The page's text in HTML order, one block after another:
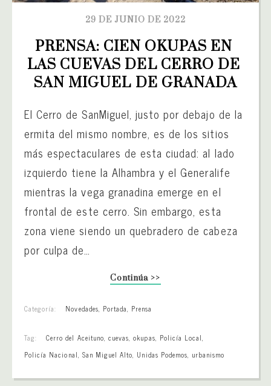
29 DE JUNIO DE 2022
PRENSA: CIEN OKUPAS EN
LAS CUEVAS DEL CERRO DE
SAN MIGUEL DE GRANADA
El Cerro de SanMiguel, justo por debajo de la
ermita del mismo nombre, es de los sitios
más espectaculares de esta ciudad: al lado
izquierdo tiene la Alhambra y el Generalife
mientras la vega granadina emerge en el
frontal de este cerro. Sin embargo, esta
zona viene siendo un quebradero de cabeza
por culpa de…
Continúa >>
Categoría: Novedades, Portada, Prensa
Tag: Cerro del Aceituno, cuevas,okupas, Policía Local,
Policía Nacional, San Miguel Alto, Unidas Podemos, urbanismo